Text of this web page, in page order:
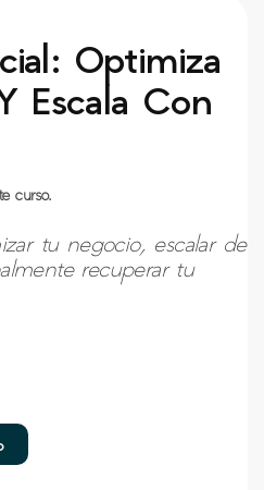
Optimiza
Escala Con
curso.
tu negocio, escalar de
recuperar tu